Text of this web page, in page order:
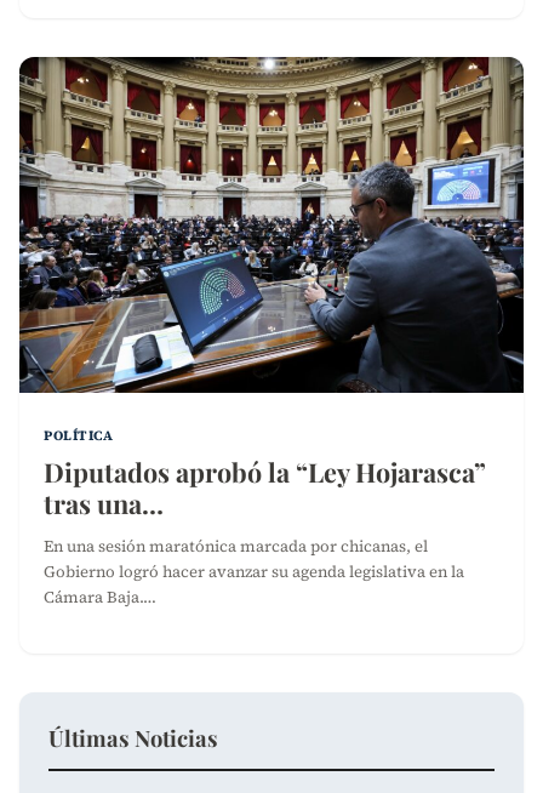
POLÍTICA
Diputados aprobó la “Ley Hojarasca”
tras una…
En una sesión maratónica marcada por chicanas, el
Gobierno logró hacer avanzar su agenda legislativa en la
Cámara Baja.…
Últimas Noticias